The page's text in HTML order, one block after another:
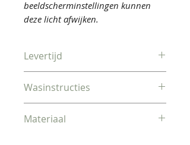
beeldscherminstellingen kunnen
deze licht afwijken.
Levertijd
werkdagen
Wasinstructies
binnenstebuiten
Materiaal